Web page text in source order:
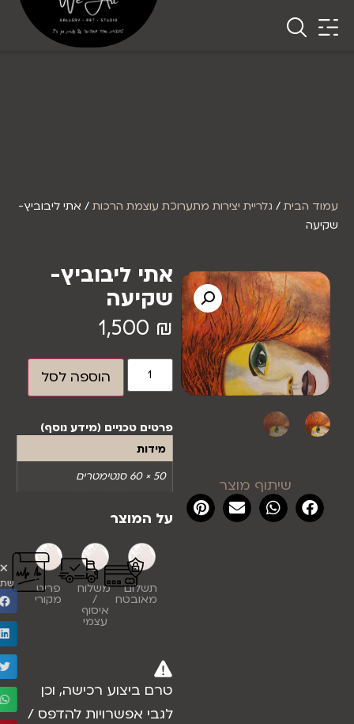
עמוד הבית / גלריית יצירות מתערוכת עוצמת הרכות / אתי ליבוביץ-
שקיעה
שיתוף מוצר
אתי ליבוביץ-
שקיעה
1,500 ₪
הוספה לסל
פרטים טכניים (מידע נוסף)
מידות
50 × 60 סנטימטרים
על המוצר
תשלום
מאובטח
משלוח
/
איסוף
עצמי
פריט
מקורי
טרם ביצוע רכישה, וכן
לגבי אפשרויות להדפס /